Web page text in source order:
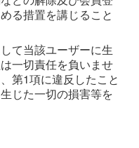
る措置を講じること
て当該ユーザーに生
一切責任を負いませ
第1項に違反したこと
じた一切の損害等を